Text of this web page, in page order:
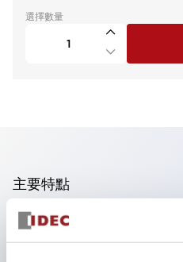
選擇數量
主要特點
可進行集合密著安裝
附鎖選擇開關採用高安全性